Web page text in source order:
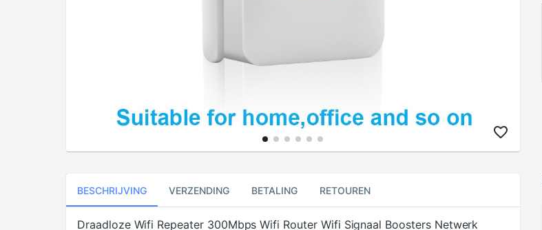
BESCHRIJVING VERZENDING BETALING RETOUREN
Draadloze Wifi Repeater 300Mbps Wifi Router Wifi Signaal Boosters Netwerk